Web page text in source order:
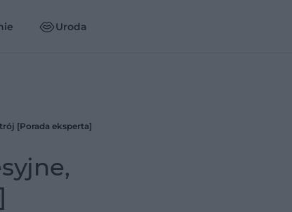
Uroda
[Porada eksperta]